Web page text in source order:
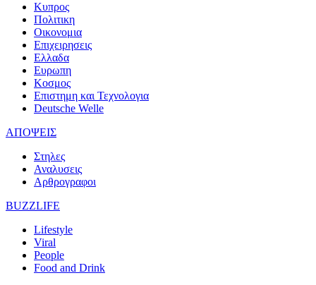
Κυπρος
Πολιτικη
Οικονομια
Επιχειρησεις
Ελλαδα
Ευρωπη
Κοσμος
Επιστημη και Τεχνολογια
Deutsche Welle
ΑΠΟΨΕΙΣ
Στηλες
Αναλυσεις
Αρθρογραφοι
BUZZLIFE
Lifestyle
Viral
People
Food and Drink